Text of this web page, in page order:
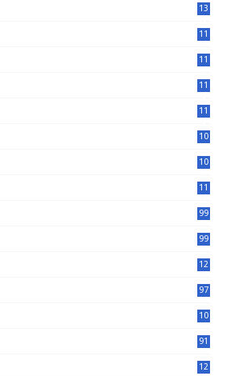
13
11
11
11
11
10
10
11
99
99
12
97
10
91
12